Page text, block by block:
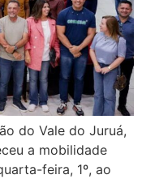
do Vale do Juruá,
a mobilidade
feira, 1º, ao